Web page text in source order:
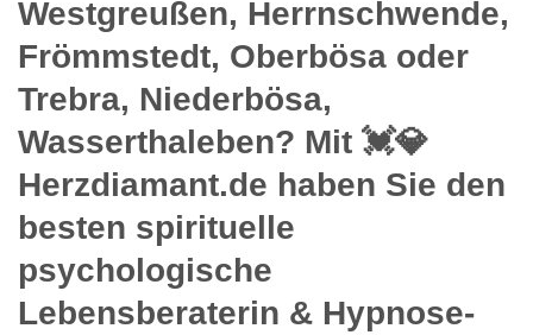
Westgreußen, Herrnschwende,
Frömmstedt, Oberbösa oder
Trebra, Niederbösa,
Wasserthaleben? Mit 💓️💎
Herzdiamant.de haben Sie den
besten spirituelle
psychologische
Lebensberaterin & Hypnose-